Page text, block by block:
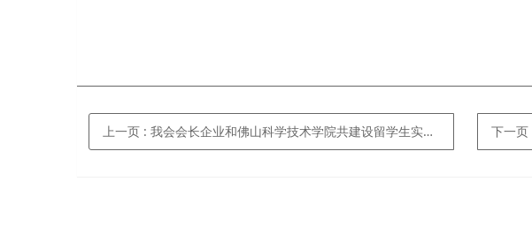
上一页 : 我会会长企业和佛山科学技术学院共建设留学生实践基地 下一页